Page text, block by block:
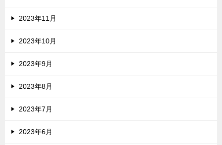
2023年11月
2023年10月
2023年9月
2023年8月
2023年7月
2023年6月